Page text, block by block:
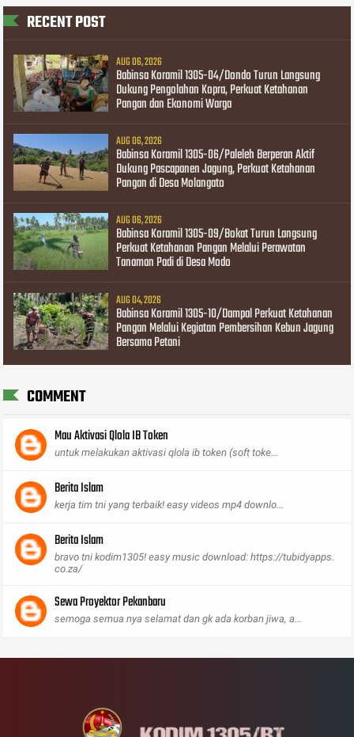
RECENT POST
AUG 06, 2026
Babinsa Koramil 1305-04/Dondo Turun Langsung
Dukung Pengolahan Kopra, Perkuat Ketahanan
Pangan dan Ekonomi Warga
AUG 06, 2026
Babinsa Koramil 1305-06/Paleleh Berperan Aktif
Dukung Pascapanen Jagung, Perkuat Ketahanan
Pangan di Desa Molangato
AUG 06, 2026
Babinsa Koramil 1305-09/Bokat Turun Langsung
Perkuat Ketahanan Pangan Melalui Perawatan
Tanaman Padi di Desa Modo
AUG 04, 2026
Babinsa Koramil 1305-10/Dampal Perkuat Ketahanan
Pangan Melalui Kegiatan Pembersihan Kebun Jagung
Bersama Petani
COMMENT
Mau Aktivasi Qlola IB Token
untuk melakukan aktivasi qlola ib token (soft toke...
Berita Islam
kerja tim tni yang terbaik! easy videos mp4 downlo...
Berita Islam
bravo tni kodim1305! easy music download: https://tubidyapps.
co.za/
Sewa Proyektor Pekanbaru
semoga semua nya selamat dan gk ada korban jiwa, a...